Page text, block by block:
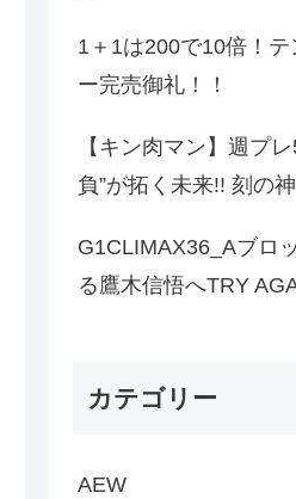
1＋1は200で10倍！
ー完売御礼！！
【キン肉マン】週プ
負”が拓く未来!! 刻の
G1CLIMAX36_Aブロ
る鷹木信悟へTRY
カテゴリー
AEW